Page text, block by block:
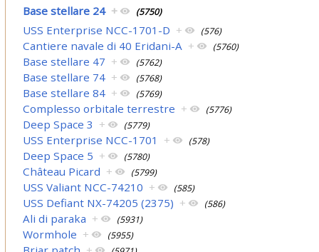
Base stellare 24 + (5750)
USS Enterprise NCC-1701-D + (576)
Cantiere navale di 40 Eridani-A + (5760)
Base stellare 47 + (5762)
Base stellare 74 + (5768)
Base stellare 84 + (5769)
Complesso orbitale terrestre + (5776)
Deep Space 3 + (5779)
USS Enterprise NCC-1701 + (578)
Deep Space 5 + (5780)
Château Picard + (5799)
USS Valiant NCC-74210 + (585)
USS Defiant NX-74205 (2375) + (586)
Ali di paraka + (5931)
Wormhole + (5955)